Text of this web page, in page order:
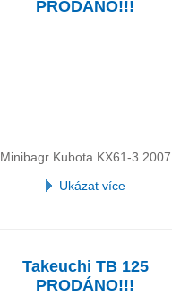
PRODÁNO!!!
Minibagr Kubota KX61-3 2007
Ukázat více
Takeuchi TB 125
PRODÁNO!!!